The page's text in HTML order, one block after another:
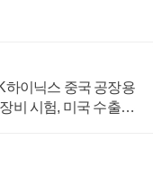
하이닉스 중국 공장용
비 시험, 미국 수출통